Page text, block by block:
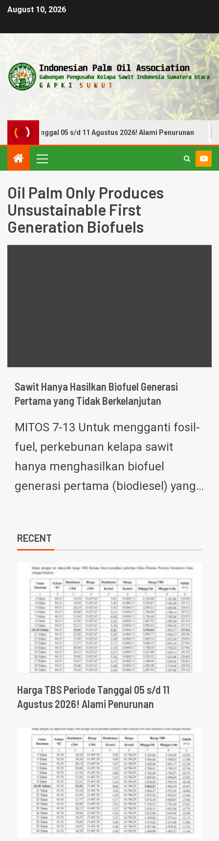
August 10, 2026
Tanggal 05 s/d 11 Agustus 2026! Alami Penurunan
Oil Palm Only Produces
Unsustainable First
Generation Biofuels
Sawit Hanya Hasilkan Biofuel Generasi
Pertama yang Tidak Berkelanjutan
MITOS 7-13 Untuk mengganti fosil-
fuel, perkebunan kelapa sawit
hanya menghasilkan biofuel
generasi pertama (biodiesel) yang…
RECENT
Harga TBS Periode Tanggal 05 s/d 11
Agustus 2026! Alami Penurunan